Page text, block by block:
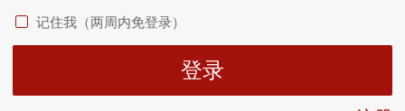
记住我（两周内免登录）